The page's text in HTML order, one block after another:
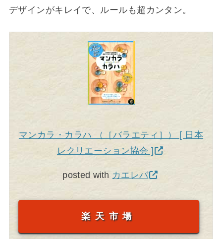
デザインがキレイで、ルールも超カンタン。
マンカラ・カラハ （［バラエティ］） [ 日本
レクリエーション協会 ]
posted with カエレバ
楽天市場